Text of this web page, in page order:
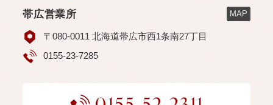
MAP
帯広営業所
〒080-0011 北海道帯広市西1条南27丁目
0155-23-7285